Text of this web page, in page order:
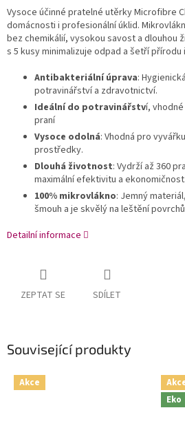
Vysoce účinné pratelné utěrky Microfibre
domácnosti i profesionální úklid.
bez chemikálií, vysokou savost a dlouhou
s 5 kusy minimalizuje odpad a šetří přírodu
Antibakteriální úprava:
potravinářství a zdravotnictví.
Ideální do potravinářství,
praní
Vysoce odolná: Vhodná pro
prostředky.
Dlouhá životnost: Vydrží až 360
maximální efektivitu a ekonomičnost.
100% mikrovlákno: Jemný
šmouh a je skvělý na leštění
Detailní informace
ZEPTAT SE SDÍLET
Související produkty
Akce
Eko